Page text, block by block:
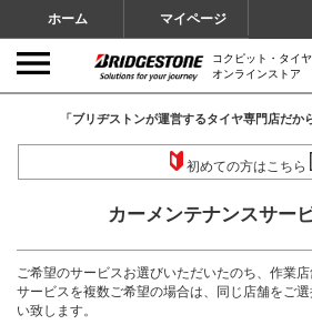
ホーム マイページ
コクピット・タイ
オンラインストア
「ブリヂストンが運営するタイヤ専門店だか
初めての方はこちら
カーメンテナンスサー
ご希望のサービスお選びいただいたのち、作業店
サービスを複数ご希望の場合は、同じ店舗をご
い致します。​